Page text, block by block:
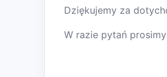
Dziękujemy za
W razie pytań